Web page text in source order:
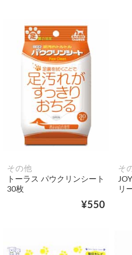
その他
トーラス パウクリンシート
30枚
¥550
そ
リ